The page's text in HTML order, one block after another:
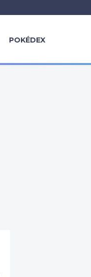
POKÉDEX